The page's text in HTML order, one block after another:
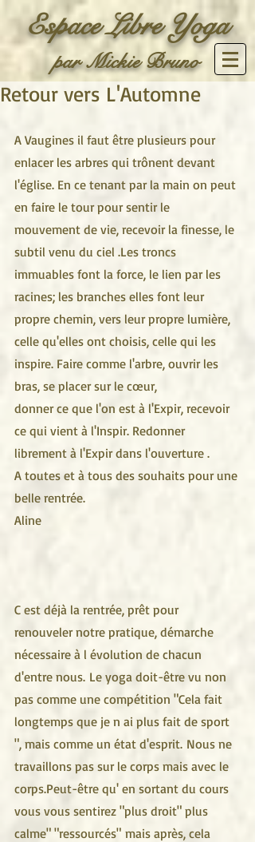
Espace Libre Yoga
par Mickie Bruno
Retour vers L'Automne
A Vaugines il faut être plusieurs pour
enlacer les arbres qui trônent devant
l'église. En ce tenant par la main on peut
en faire le tour pour sentir le
mouvement de vie, recevoir la finesse, le
subtil venu du ciel .Les troncs
immuables font la force, le lien par les
racines; les branches elles font leur
propre chemin, vers leur propre lumière,
celle qu'elles ont choisis, celle qui les
inspire. Faire comme l'arbre, ouvrir les
bras, se placer sur le cœur,
donner ce que l'on est à l'Expir, recevoir
ce qui vient à l'Inspir. Redonner
librement à l'Expir dans l'ouverture .
A toutes et à tous des souhaits pour une
belle rentrée.
Aline
C est déjà la rentrée, prêt pour
renouveler notre pratique, démarche
nécessaire à l évolution de chacun
d'entre nous. Le yoga doit-être vu non
pas comme une compétition "Cela fait
longtemps que je n ai plus fait de sport
", mais comme un état d'esprit. Nous ne
travaillons pas sur le corps mais avec le
corps.Peut-être qu' en sortant du cours
vous vous sentirez "plus droit" plus
calme" "ressourcés" mais après, cela